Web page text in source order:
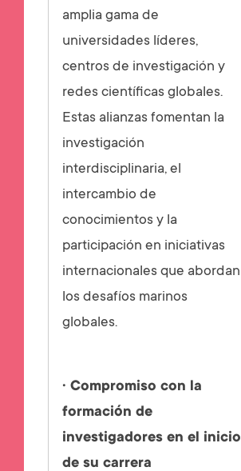
amplia gama de
universidades líderes,
centros de investigación y
redes científicas globales.
Estas alianzas fomentan la
investigación
interdisciplinaria, el
intercambio de
conocimientos y la
participación en iniciativas
internacionales que abordan
los desafíos marinos
globales.
· Compromiso con la
formación de
investigadores en el inicio
de su carrera